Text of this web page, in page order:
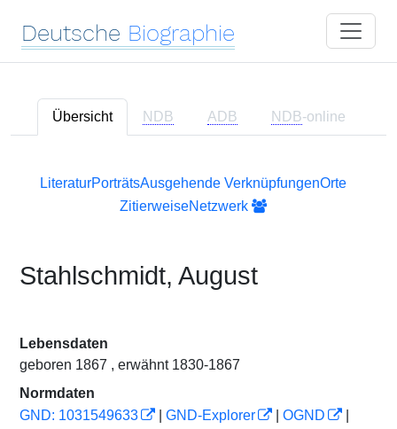
Deutsche Biographie
Übersicht NDB ADB NDB-online
LiteraturPorträtsAusgehende VerknüpfungenOrte
ZitierweiseNetzwerk
Stahlschmidt, August
Lebensdaten
geboren 1867 , erwähnt 1830-1867
Normdaten
GND: 1031549633
GND-Explorer OGND